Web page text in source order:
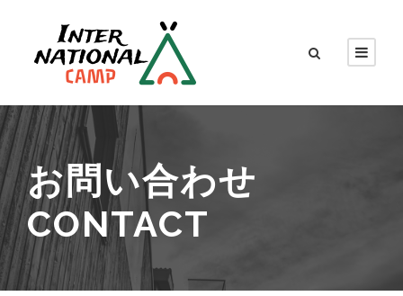
お問い合わせ
CONTACT